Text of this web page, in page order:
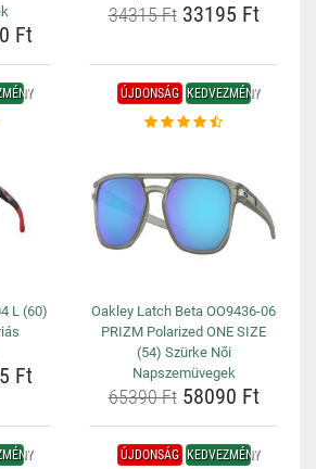
Ft
34315 Ft33195 Ft
L (60)
Ft
ÚJDONSÁG KEDVEZMÉNY
Oakley Latch Beta OO9436-06
PRIZM Polarized ONE SIZE
(54) Szürke Női
Napszemüvegek
65390 Ft58090 Ft
ÚJDONSÁG KEDVEZMÉNY